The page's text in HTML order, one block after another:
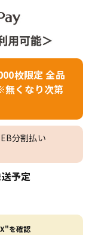
枚限定 全品
無くなり次第
分割払い
予定
を確認